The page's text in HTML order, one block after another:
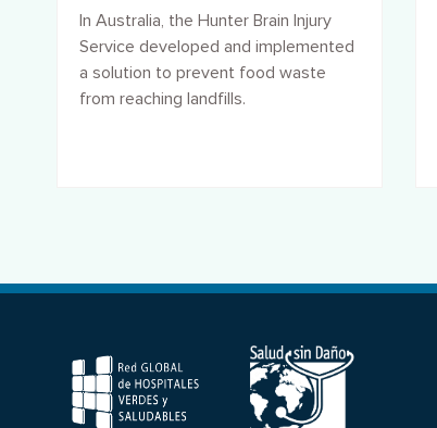
In Australia, the Hunter Brain Injury
Service developed and implemented
a solution to prevent food waste
from reaching landfills.